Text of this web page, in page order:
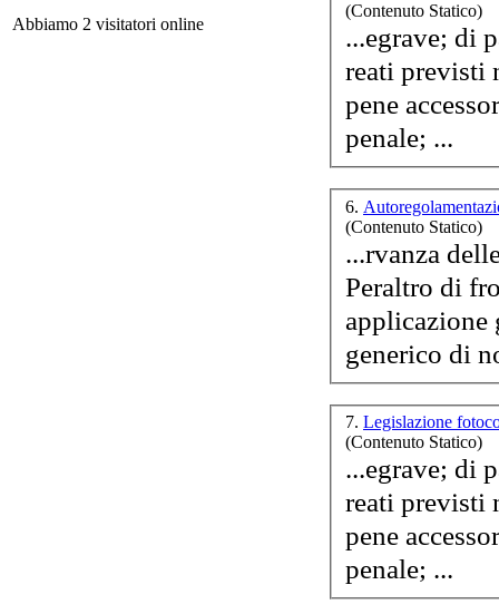
Il
Abbiamo 2 visitatori online
(Contenuto Statico)
...egrave; di particolare
pene
penale; ...
6.
(Contenuto Statico)
...rvanza
Peraltro di
applicazione
generico di
7. Legislazione
(Contenuto Statico)
...egrave; di particolare
pene
penale; ...